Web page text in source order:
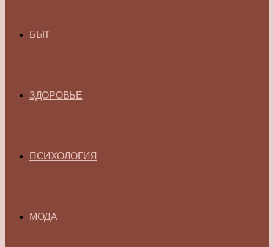
БЫТ
ЗДОРОВЬЕ
ПСИХОЛОГИЯ
МОДА